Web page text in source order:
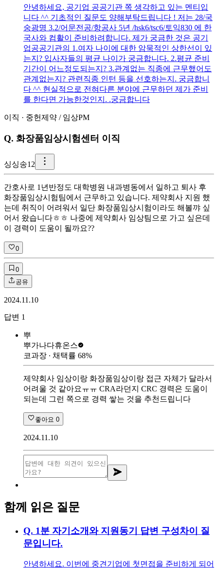
안녕하세요, 공기업 공공기관 쪽 생각하고 있는 멘티입
니다 ^^ 기초적인 질문도 양해부탁드립니다 ! 저는 28/국
숭광명 3.2/어문전공/항공사 5년 /hsk6/tsc6/토익830 에 한
국사와 컴활이 준비하려합니다. 제가 궁금한 것은 공기
업공공기관의 1.여자 나이에 대한 암묵적인 상한선이 있
는지? 입사자들의 평균 나이가 궁금합니다. 2.평균 준비
기간이 어느정도되는지? 3.관계없는 직종에 근무했어도
관계없는지? 관련직종 인턴 등을 선호하는지. 궁금합니
다 ^^ 현실적으로 전혀다른 분야에 근무하던 제가 준비
를 한다면 가능한것인지. .궁금합니다
이직 · 중헌제약 / 임상PM
Q. 화장품임상시험센터 이직
싱싱송12
간호사로 1년반정도 대학병원 내과병동에서 일하고 퇴사 후
화장품임상시험팀에서 근무하고 있습니다. 제약회사 지원 했
는데 취직이 어려워서 일단 화장품임상시험이라도 해볼꺄 싶
어서 왔습니다ㅎㅎ 나중에 제약회사 임상팀으로 가고 싶은데
이 경력이 도움이 될까요??
0
0
공유
2024.11.10
답변 1
뿌
뿌가나다휴온스
코과장 ∙ 채택률 68%
제약회사 임상이랑 화장품임상이랑 접근 자체가 달라서
어려울 것 같아요ㅠㅠ CRA라던지 CRC 경력은 도움이
되는데 그런 쪽으로 경력 쌓는 것을 추천드립니다
좋아요 0
2024.11.10
함께 읽은 질문
Q. 1분 자기소개와 지원동기 답변 구성차이 질
문입니다.
안녕하세요. 이번에 중견기업에 첫면접을 준비하게 되어